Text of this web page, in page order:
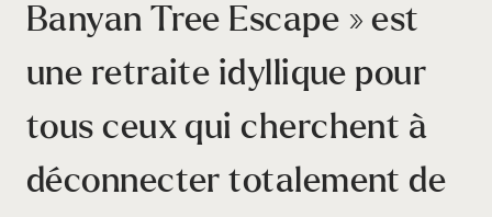
Banyan Tree Escape » est
une retraite idyllique pour
tous ceux qui cherchent à
déconnecter totalement de